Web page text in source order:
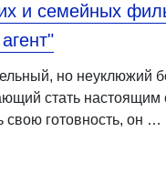
и семейных
но неуклюжий
стать настоящим
свою готовность, он …